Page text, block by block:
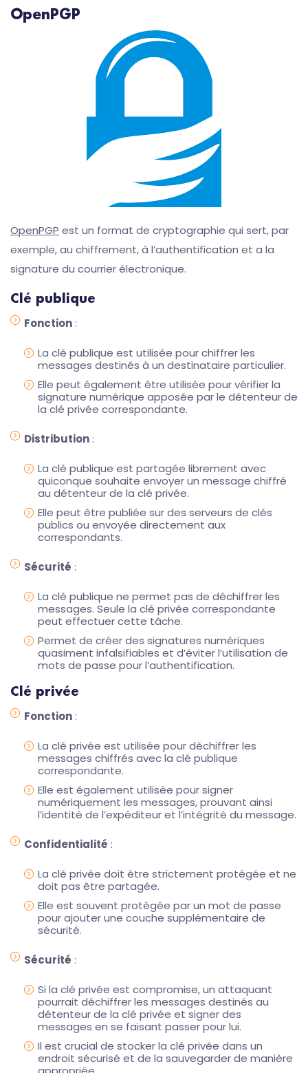
OpenPGP
OpenPGP est un format de cryptographie qui sert, par
exemple, au chiffrement, à l’authentification et a la
signature du courrier électronique.
Clé publique
Fonction :
La clé publique est utilisée pour chiffrer les
messages destinés à un destinataire particulier.
Elle peut également être utilisée pour vérifier la
signature numérique apposée par le détenteur de
la clé privée correspondante.
Distribution :
La clé publique est partagée librement avec
quiconque souhaite envoyer un message chiffré
au détenteur de la clé privée.
Elle peut être publiée sur des serveurs de clés
publics ou envoyée directement aux
correspondants.
Sécurité :
La clé publique ne permet pas de déchiffrer les
messages. Seule la clé privée correspondante
peut effectuer cette tâche.
Permet de créer des signatures numériques
quasiment infalsifiables et d’éviter l’utilisation de
mots de passe pour l’authentification.
Clé privée
Fonction :
La clé privée est utilisée pour déchiffrer les
messages chiffrés avec la clé publique
correspondante.
Elle est également utilisée pour signer
numériquement les messages, prouvant ainsi
l’identité de l’expéditeur et l’intégrité du message.
Confidentialité :
La clé privée doit être strictement protégée et ne
doit pas être partagée.
Elle est souvent protégée par un mot de passe
pour ajouter une couche supplémentaire de
sécurité.
Sécurité :
Si la clé privée est compromise, un attaquant
pourrait déchiffrer les messages destinés au
détenteur de la clé privée et signer des
messages en se faisant passer pour lui.
Il est crucial de stocker la clé privée dans un
endroit sécurisé et de la sauvegarder de manière